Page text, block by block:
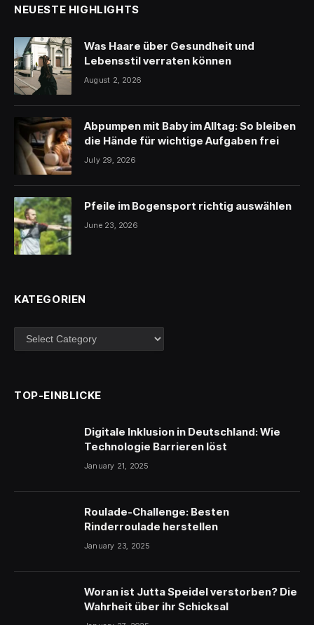
NEUESTE HIGHLIGHTS
Was Haare über Gesundheit und
Lebensstil verraten können
August 2, 2026
Abpumpen mit Baby im Alltag: So bleiben
die Hände für wichtige Aufgaben frei
July 29, 2026
Pfeile im Bogensport richtig auswählen
June 23, 2026
KATEGORIEN
Kategorien
TOP-EINBLICKE
Digitale Inklusion in Deutschland: Wie
Technologie Barrieren löst
January 21, 2025
Roulade-Challenge: Besten
Rinderroulade herstellen
January 23, 2025
Woran ist Jutta Speidel verstorben? Die
Wahrheit über ihr Schicksal